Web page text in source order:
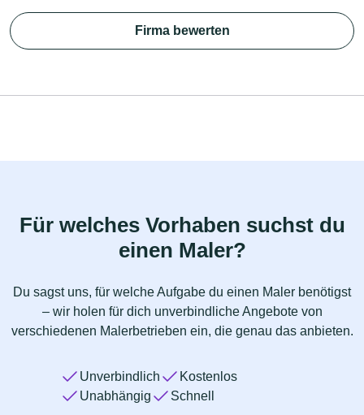
Firma bewerten
Für welches Vorhaben suchst du
einen Maler?
Du sagst uns, für welche Aufgabe du einen Maler benötigst
– wir holen für dich unverbindliche Angebote von
verschiedenen Malerbetrieben ein, die genau das anbieten.
Unverbindlich
Kostenlos
Unabhängig
Schnell